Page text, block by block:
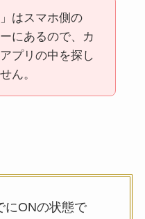
はスマホ側の
にあるので、カ
プリの中を探し
ん。
にONの状態で